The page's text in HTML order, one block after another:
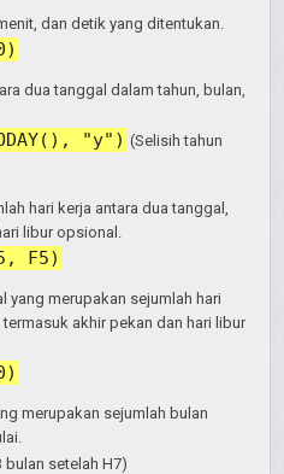
dan detik yang ditentukan.
dua tanggal dalam tahun, bulan,
"y") (Selisih tahun
hari kerja antara dua tanggal,
libur opsional.
F5)
yang merupakan sejumlah hari
akhir pekan dan hari libur
merupakan sejumlah bulan
bulan setelah H7)